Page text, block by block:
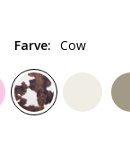
Farve: Cow